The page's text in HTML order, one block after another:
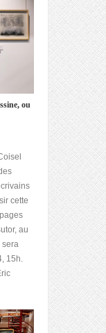
ou
cette
au
sera
15h.